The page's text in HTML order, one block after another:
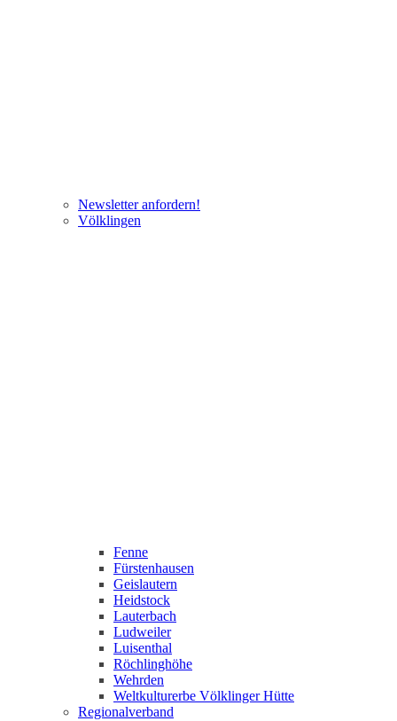
Newsletter anfordern!
Völklingen
Fenne
Fürstenhausen
Geislautern
Heidstock
Lauterbach
Ludweiler
Luisenthal
Röchlinghöhe
Wehrden
Weltkulturerbe Völklinger Hütte
Regionalverband